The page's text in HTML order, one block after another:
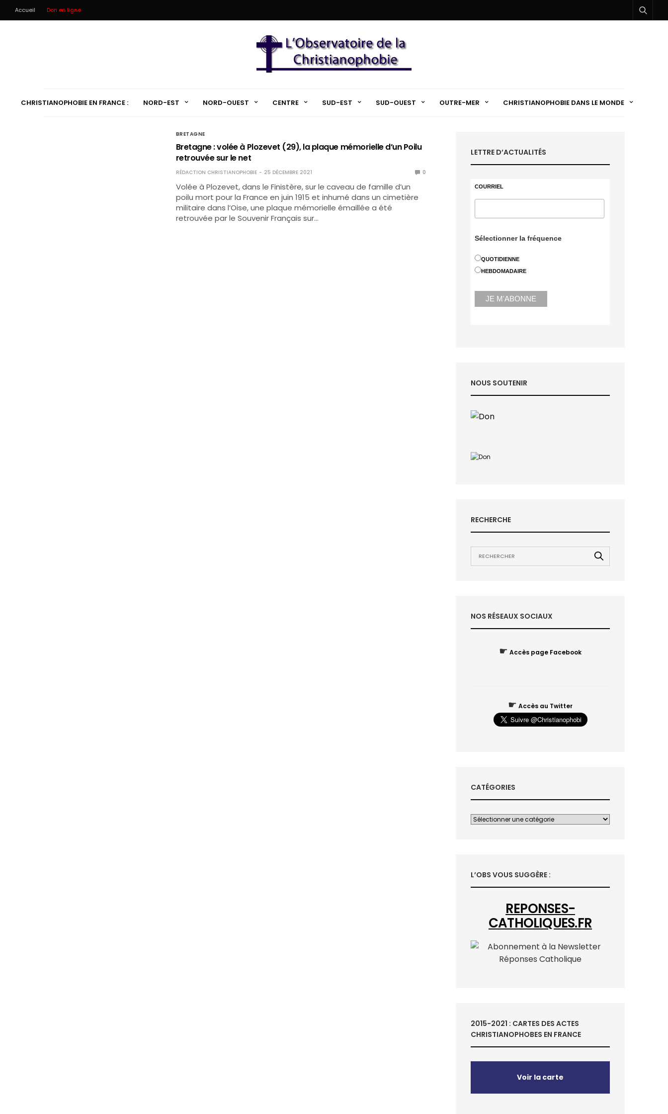
Accueil Don en ligne
CHRISTIANOPHOBIE EN FRANCE : NORD-EST NORD-OUEST CENTRE SUD-EST SUD-OUEST OUTRE-MER CHRISTIANOPHOBIE DANS LE MONDE
BRETAGNE
Bretagne : volée à Plozevet (29), la plaque mémorielle d’un Poilu
retrouvée sur le net
RÉDACTION CHRISTIANOPHOBIE 25 DÉCEMBRE 2021 0
Volée à Plozevet, dans le Finistère, sur le caveau de famille d’un
poilu mort pour la France en juin 1915 et inhumé dans un cimetière
militaire dans l’Oise, une plaque mémorielle émaillée a été
retrouvée par le Souvenir Français sur…
LETTRE D’ACTUALITÉS
COURRIEL
Sélectionner la fréquence
QUOTIDIENNE
HEBDOMADAIRE
NOUS SOUTENIR
RECHERCHE
NOS RÉSEAUX SOCIAUX
☛ Accès page Facebook
☛ Accès au Twitter
CATÉGORIES
L’OBS VOUS SUGGÈRE :
REPONSES-
CATHOLIQUES.FR
2015-2021 : CARTES DES ACTES
CHRISTIANOPHOBES EN FRANCE
Voir la carte